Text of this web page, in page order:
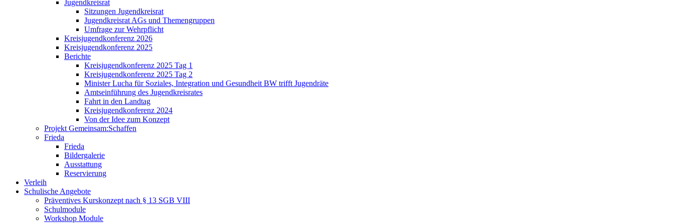
Jugendkreisrat
Sitzungen Jugendkreisrat
Jugendkreisrat AGs und Themengruppen
Umfrage zur Wehrpflicht
Kreisjugendkonferenz 2026
Kreisjugendkonferenz 2025
Berichte
Kreisjugendkonferenz 2025 Tag 1
Kreisjugendkonferenz 2025 Tag 2
Minister Lucha für Soziales, Integration und Gesundheit BW trifft Jugendräte
Amtseinführung des Jugendkreisrates
Fahrt in den Landtag
Kreisjugendkonferenz 2024
Von der Idee zum Konzept
Projekt Gemeinsam:Schaffen
Frieda
Frieda
Bildergalerie
Ausstattung
Reservierung
Verleih
Schulische Angebote
Präventives Kurskonzept nach § 13 SGB VIII
Schulmodule
Workshop Module